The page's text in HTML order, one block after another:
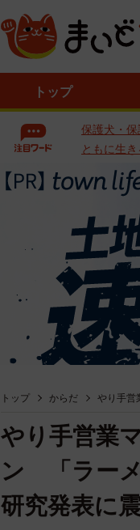
トップ
保護犬・保
ともに生き
トップ からだ やり手営
やり手営業
ン 「ラーメ
研究発表に